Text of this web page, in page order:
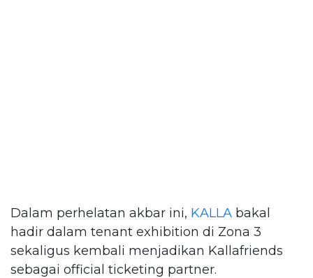
Dalam perhelatan akbar ini, KALLA bakal
hadir dalam tenant exhibition di Zona 3
sekaligus kembali menjadikan Kallafriends
sebagai official ticketing partner.